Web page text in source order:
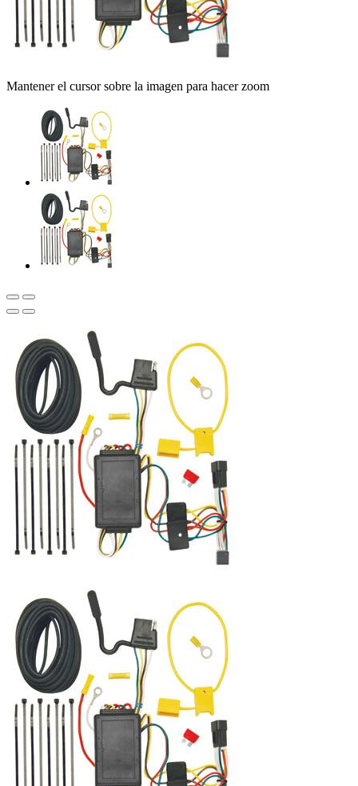
Mantener el cursor sobre la imagen para hacer zoom